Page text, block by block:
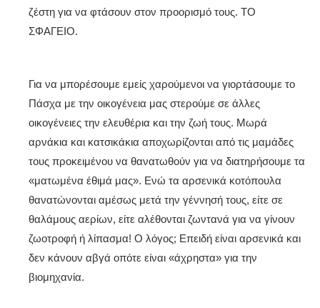
ζέστη για να φτάσουν στον προορισμό τους. ΤΟ
ΣΦΑΓΕΙΟ.
Για να μπορέσουμε εμείς χαρούμενοι να γιορτάσουμε το
Πάσχα με την οικογένεια μας στερούμε σε άλλες
οικογένειες την ελευθέρια και την ζωή τους. Μωρά
αρνάκια και κατσικάκια αποχωρίζονται από τις μαμάδες
τους προκειμένου να θανατωθούν για να διατηρήσουμε τα
«ματωμένα έθιμά μας». Ενώ τα αρσενικά κοτόπουλα
θανατώνονται αμέσως μετά την γέννησή τους, είτε σε
θαλάμους αερίων, είτε αλέθονται ζωντανά για να γίνουν
ζωοτροφή ή λίπασμα! Ο λόγος; Επειδή είναι αρσενικά και
δεν κάνουν αβγά οπότε είναι «άχρηστα» για την
βιομηχανία.